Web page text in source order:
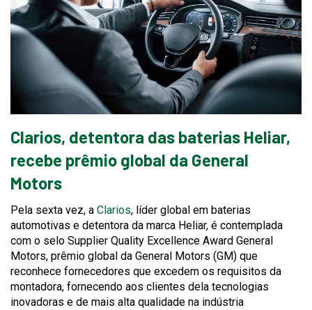
Clarios, detentora das baterias Heliar,
recebe prêmio global da General
Motors
Pela sexta vez, a ClariosThis
link
will
trigger
a
popup
message.
, líder global em baterias
automotivas e detentora da marca Heliar, é contemplada
com o selo Supplier Quality Excellence Award General
Motors, prêmio global da General Motors (GM) que
reconhece fornecedores que excedem os requisitos da
montadora, fornecendo aos clientes dela tecnologias
inovadoras e de mais alta qualidade na indústria